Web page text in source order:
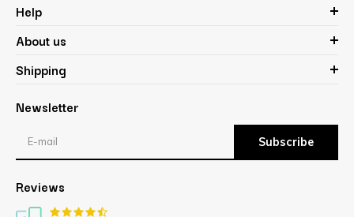
Help
About us
Shipping
Newsletter
Subscribe
Reviews